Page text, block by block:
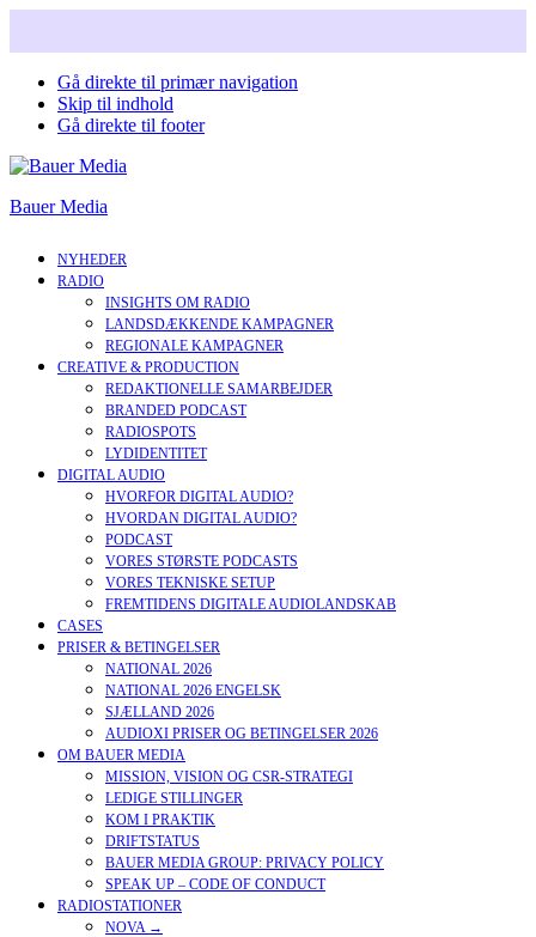
Gå direkte til primær navigation
Skip til indhold
Gå direkte til footer
Bauer Media
NYHEDER
RADIO
INSIGHTS OM RADIO
LANDSDÆKKENDE KAMPAGNER
REGIONALE KAMPAGNER
CREATIVE & PRODUCTION
REDAKTIONELLE SAMARBEJDER
BRANDED PODCAST
RADIOSPOTS
LYDIDENTITET
DIGITAL AUDIO
HVORFOR DIGITAL AUDIO?
HVORDAN DIGITAL AUDIO?
PODCAST
VORES STØRSTE PODCASTS
VORES TEKNISKE SETUP
FREMTIDENS DIGITALE AUDIOLANDSKAB
CASES
PRISER & BETINGELSER
NATIONAL 2026
NATIONAL 2026 ENGELSK
SJÆLLAND 2026
AUDIOXI PRISER OG BETINGELSER 2026
OM BAUER MEDIA
MISSION, VISION OG CSR-STRATEGI
LEDIGE STILLINGER
KOM I PRAKTIK
DRIFTSTATUS
BAUER MEDIA GROUP: PRIVACY POLICY
SPEAK UP – CODE OF CONDUCT
RADIOSTATIONER
NOVA →